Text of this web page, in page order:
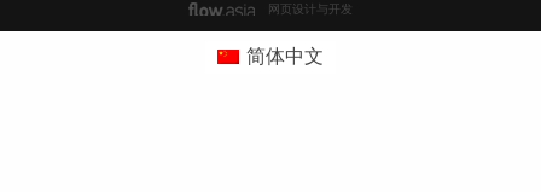
网页设计与开发
简体中文